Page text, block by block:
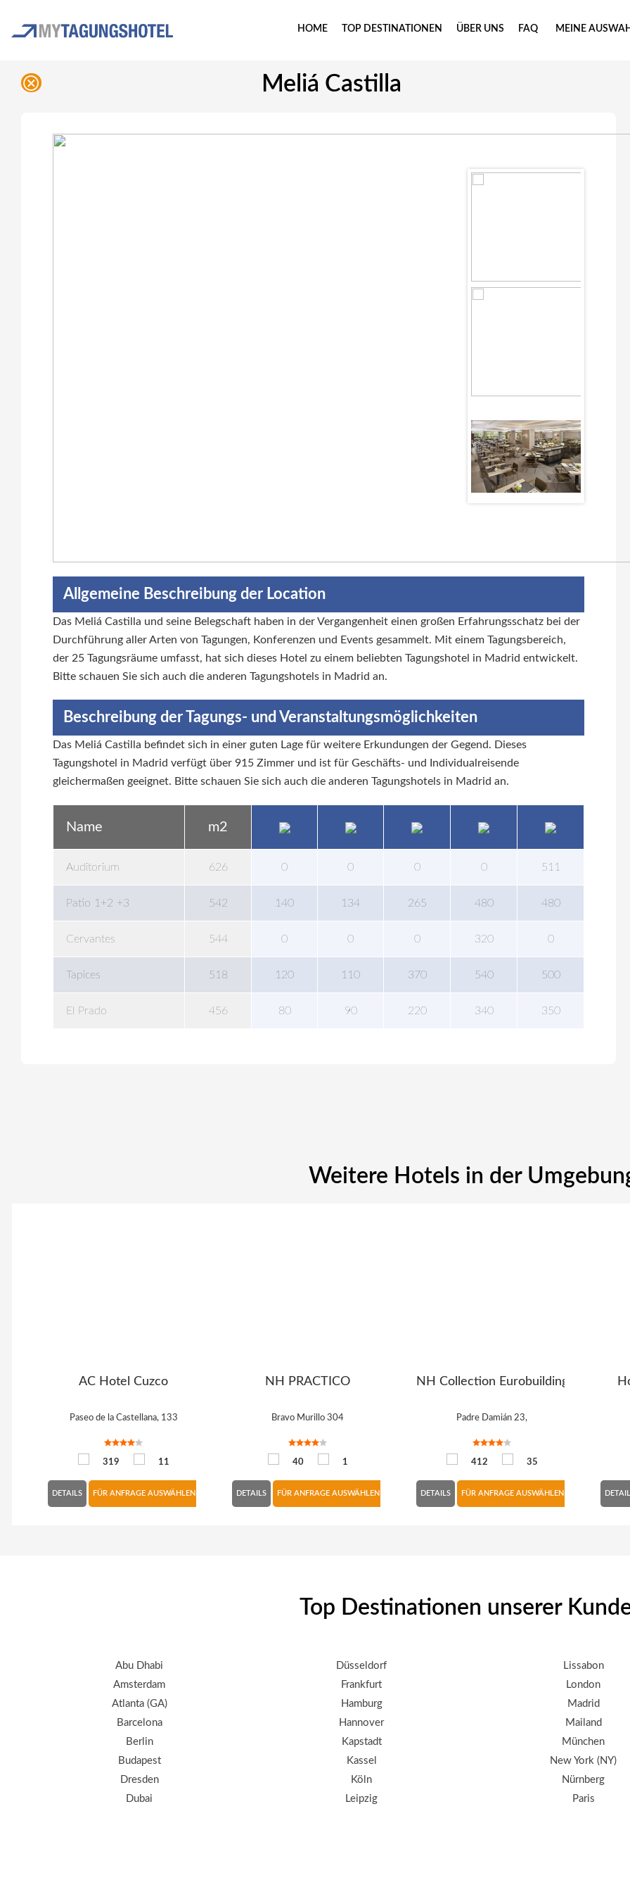
HOME TOP DESTINATIONEN ÜBER UNS FAQ MEINE
Meliá Castilla
Allgemeine Beschreibung der Location
Das Meliá Castilla und seine Belegschaft haben in der Vergangenheit einen großen Erfahrungsschatz bei der
Durchführung aller Arten von Tagungen, Konferenzen und Events gesammelt. Mit einem Tagungsbereich,
der 25 Tagungsräume umfasst, hat sich dieses Hotel zu einem beliebten Tagungshotel in Madrid entwickelt.
Bitte schauen Sie sich auch die anderen Tagungshotels in Madrid an.
Beschreibung der Tagungs- und Veranstaltungsmöglichkeiten
Das Meliá Castilla befindet sich in einer guten Lage für weitere Erkundungen der Gegend. Dieses
Tagungshotel in Madrid verfügt über 915 Zimmer und ist für Geschäfts- und Individualreisende
gleichermaßen geeignet. Bitte schauen Sie sich auch die anderen Tagungshotels in Madrid an.
Name m2
Auditorium 626 0 0 0 0 511
Patio 1+2 +3 542 140 134 265 480 480
Cervantes 544 0 0 0 320 0
Tapices 518 120 110 370 540 500
El Prado 456 80 90 220 340 350
Weitere Hotels in der
AC Hotel Cuzco
Paseo de la Castellana, 133
319 11
DETAILS FÜR ANFRAGE AUSWÄHLEN
NH PRACTICO
Bravo Murillo 304
40 1
DETAILS FÜR ANFRAGE AUSWÄHLEN
NH Collection Eurobuilding
Padre Damián 23,
412 35
DETAILS FÜR ANFRAGE AUSWÄHLEN
Top Destinationen unserer
Abu Dhabi
Amsterdam
Atlanta (GA)
Barcelona
Berlin
Budapest
Dresden
Dubai
Düsseldorf
Frankfurt
Hamburg
Hannover
Kapstadt
Kassel
Köln
Leipzig
Lissabon
London
Madrid
Mailand
München
New York (NY)
Nürnberg
Paris